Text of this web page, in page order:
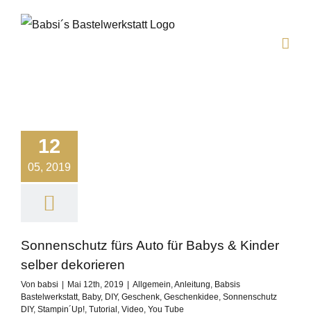
12
05, 2019
Sonnenschutz fürs Auto für Babys & Kinder
selber dekorieren
Von babsi Mai 12th, 2019 Allgemein,Anleitung, Babsis
Bastelwerkstatt, Baby, DIY, Geschenk, Geschenkidee, Sonnenschutz
DIY, Stampin´Up!, Tutorial , Video, You Tube